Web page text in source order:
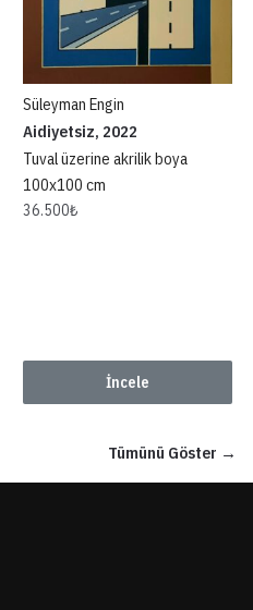
Süleyman Engin
Aidiyetsiz, 2022
Tuval üzerine akrilik boya
100x100 cm
36.500₺
İncele
Tümünü Göster →